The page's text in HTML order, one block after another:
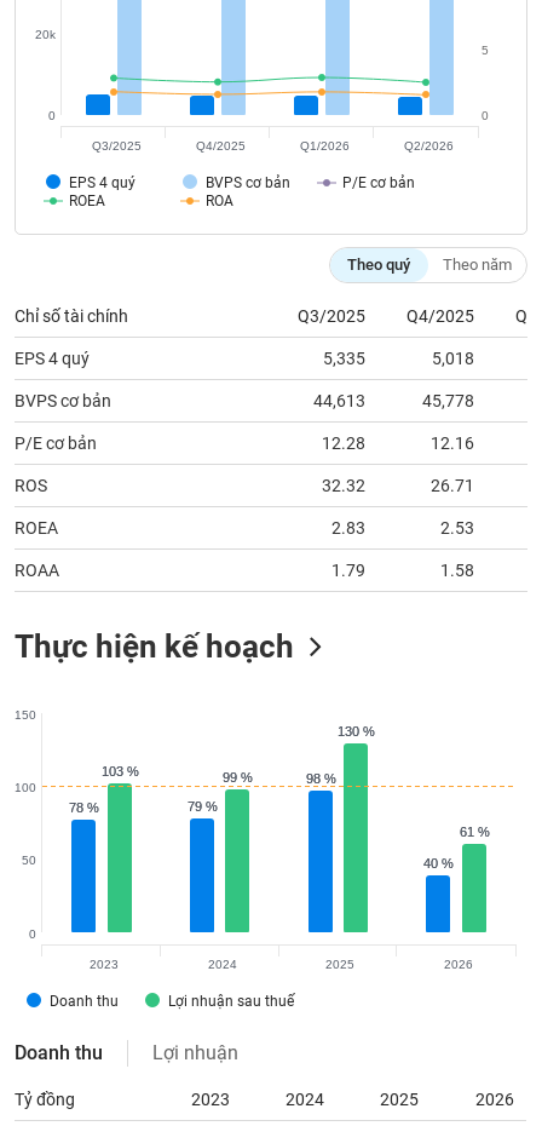
EPS 4 quý BVPS cơ bản
P/E cơ bản
ROEA
ROA
0
20k
0
5
Q3/2025 Q4/2025 Q1/2026 Q2/2026
Theo quý Theo năm
Chỉ số tài chính Q3/2025 Q4/2025
EPS 4 quý 5,335 5,018
BVPS cơ bản 44,613 45,778
P/E cơ bản 12.28 12.16
ROS 32.32 26.71
ROEA 2.83 2.53
ROAA 1.79 1.58
Thực hiện kế hoạch
78 %
78 % 79 %
79 %
98 %
98 %
40 %
40 %
103 %
103 % 99 %
99 %
130 %
130 %
61 %
61 %
Doanh thu Lợi nhuận sau thuế
0
50
100
150
2023 2024 2025 2026
Doanh thu Lợi nhuận
Tỷ đồng 2023 2024 2025
2026
chính